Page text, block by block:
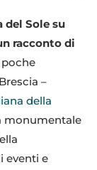
del Sole su
racconto di
–
della
monumentale
eventi e